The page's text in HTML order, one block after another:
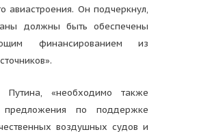
авиастроения. Он подчеркнул,
должны быть обеспечены
финансированием из
«необходимо также
предложения по поддержке
воздушных судов и